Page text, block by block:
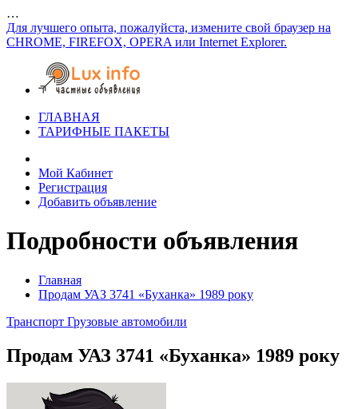
…
Для лучшего опыта, пожалуйста, измените свой браузер на
CHROME, FIREFOX, OPERA или Internet Explorer.
ГЛАВНАЯ
ТАРИФНЫЕ ПАКЕТЫ
Мой Кабинет
Регистрация
Добавить объявление
Подробности объявления
Главная
Продам УАЗ 3741 «Буханка» 1989 року
Транспорт Грузовые автомобили
Продам УАЗ 3741 «Буханка» 1989 року